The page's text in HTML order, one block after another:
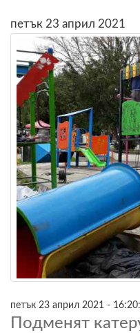
петък 23 април 2021
петък 23 април 2021 -
Подменят